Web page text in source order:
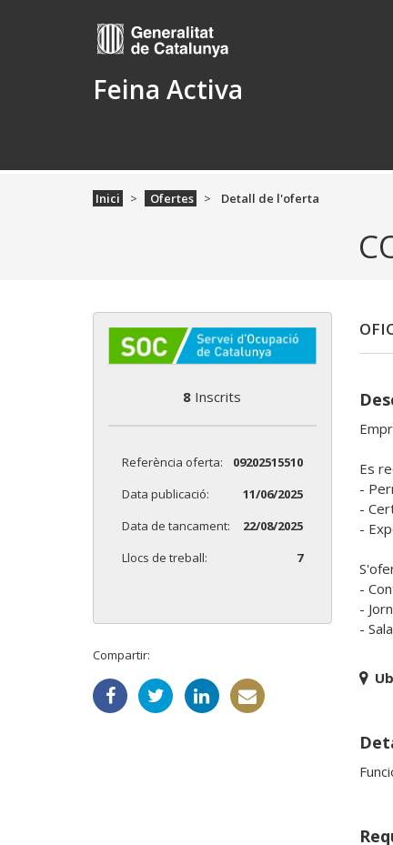
Feina Activa
Inici Ofertes Detall de l'oferta
8 Inscrits
Referència oferta:
09202515510
Data publicació:
11/06/2025
Data de tancament:
22/08/2025
Llocs de treball:
7
Compartir:
Es
-
-
-
-
-